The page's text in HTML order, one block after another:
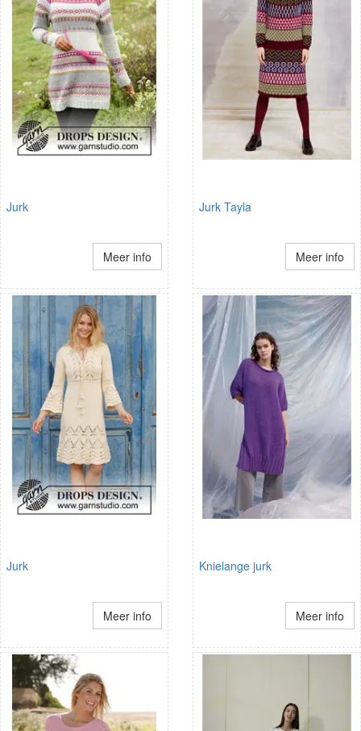
Jurk
Meer info
Jurk Tayla
Meer info
Jurk
Meer info
Knielange jurk
Meer info